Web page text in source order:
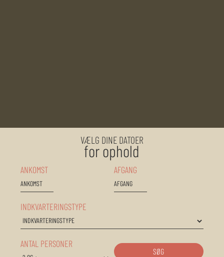
VÆLG DINE DATOER
for ophold
ANKOMST AFGANG
INDKVARTERINGSTYPE
ANTAL PERSONER
SØG